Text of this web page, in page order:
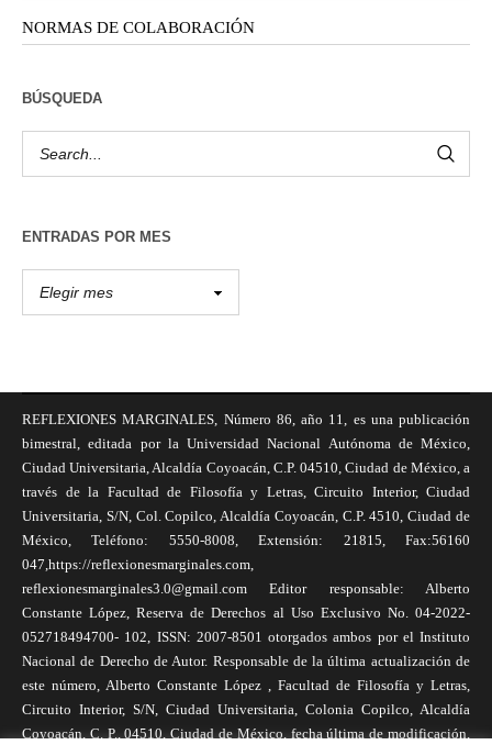
NORMAS DE COLABORACIÓN
BÚSQUEDA
ENTRADAS POR MES
REFLEXIONES MARGINALES, Número 86, año 11, es una publicación
bimestral, editada por la Universidad Nacional Autónoma de México,
Ciudad Universitaria, Alcaldía Coyoacán, C.P. 04510, Ciudad de México, a
través de la Facultad de Filosofía y Letras, Circuito Interior, Ciudad
Universitaria, S/N, Col. Copilco, Alcaldía Coyoacán, C.P. 4510, Ciudad de
México, Teléfono: 5550-8008, Extensión: 21815, Fax:56160
047,https://reflexionesmarginales.com,
reflexionesmarginales3.0@gmail.com Editor responsable: Alberto
Constante López, Reserva de Derechos al Uso Exclusivo No. 04-2022-
052718494700- 102, ISSN: 2007-8501 otorgados ambos por el Instituto
Nacional de Derecho de Autor. Responsable de la última actualización de
este número, Alberto Constante López , Facultad de Filosofía y Letras,
Circuito Interior, S/N, Ciudad Universitaria, Colonia Copilco, Alcaldía
Coyoacán, C. P., 04510, Ciudad de México, fecha última de modificación,